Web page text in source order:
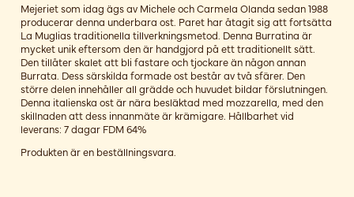
Mejeriet som idag ägs av Michele och Carmela Olanda sedan 1988
producerar denna underbara ost. Paret har åtagit sig att fortsätta
La Muglias traditionella tillverkningsmetod. Denna Burratina är
mycket unik eftersom den är handgjord på ett traditionellt sätt.
Den tillåter skalet att bli fastare och tjockare än någon annan
Burrata. Dess särskilda formade ost består av två sfärer. Den
större delen innehåller all grädde och huvudet bildar förslutningen.
Denna italienska ost är nära besläktad med mozzarella, med den
skillnaden att dess innanmäte är krämigare. Hållbarhet vid
leverans: 7 dagar FDM 64%
Produkten är en beställningsvara.